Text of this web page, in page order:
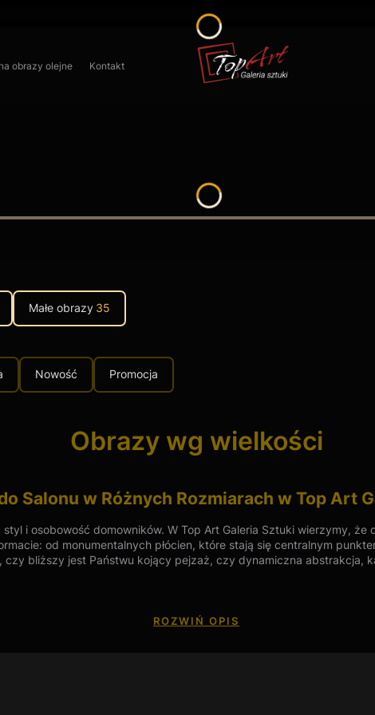
obrazy olejne Kontakt
Małe obrazy 35
Nowość Promocja
Obrazy wg wielkości
Salonu w Różnych Rozmiarach w Top Art
i osobowość domowników. W Top Art Galeria Sztuki wierzymy,
od monumentalnych płócien, które stają się centralnym
bliższy jest Państwu kojący pejzaż, czy dynamiczna abstrakcja,
gwarantując przy tym pełną autentyczność obiektów oraz ich
wyjątkowych dzieł sztuki, w szczególności obrazów olejnych
jak i małe obrazy olejne.
ROZWIŃ OPIS